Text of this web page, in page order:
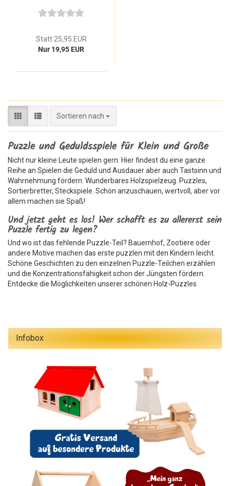
Statt 25,95 EUR
Nur 19,95 EUR
Sortieren nach
Sortieren nach
Puzzle und Geduldsspiele für Klein und Große
Nicht nur kleine Leute spielen gern. Hier findest du eine ganze
Reihe an Spielen die Geduld und Ausdauer aber auch Tastsinn und
Wahrnehmung fördern. Wunderbares Holzspielzeug. Puzzles,
Sortierbretter, Steckspiele. Schön anzuschauen, wertvoll, aber vor
allem machen sie Spaß!
Und jetzt geht es los! Wer schafft es zu allererst sein
Puzzle fertig zu legen?
Und wo ist das fehlende Puzzle-Teil? Bauernhof, Zootiere oder
andere Motive machen das erste puzzlen mit den Kindern leicht.
Schöne Geschichten zu den einzelnen Puzzle-Teilchen erzählen
und die Konzentrationsfähigkeit schon der Jüngsten fördern.
Entdecke die Möglichkeiten unserer schönen Holz-Puzzles
Infobox